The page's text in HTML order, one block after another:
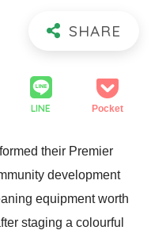
LINE Pocket
their Premier
development
equipment worth
staging a colourful